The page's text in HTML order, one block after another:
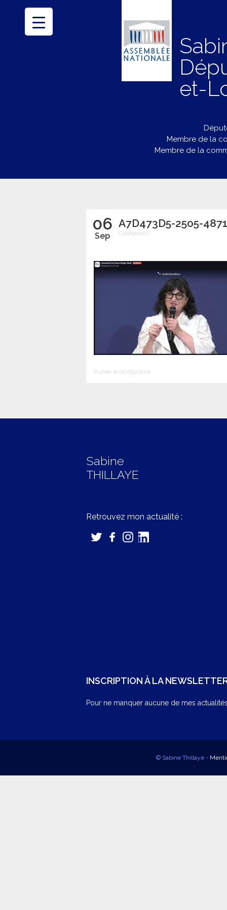
et-
Membre de la
Membre de la
06
Sep
A7D473D5-2505-
Catégories :
Publié le 06/09/2021
Sabine
THILLAYE
Retrouvez mon actualité :
INSCRIPTION À LA
Pour ne manquer aucune de mes
© Sabine Thillaye -